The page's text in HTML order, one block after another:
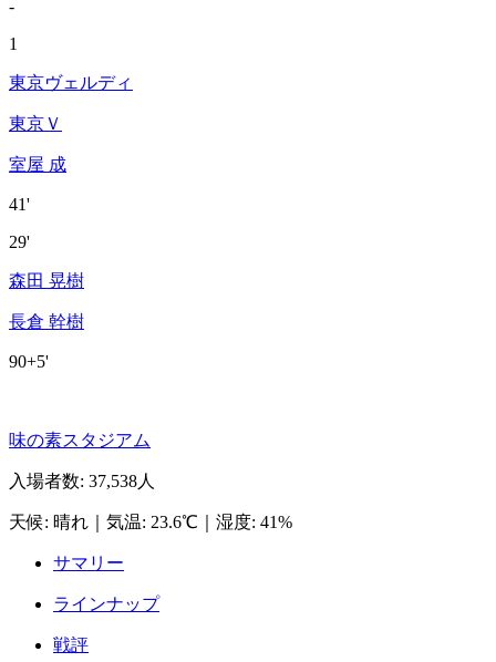
-
1
東京ヴェルディ
東京Ｖ
室屋 成
41'
29'
森田 晃樹
長倉 幹樹
90+5'
味の素スタジアム
入場者数: 37,538人
天候: 晴れ 気温: 23.6℃ 湿度: 41%
サマリー
ラインナップ
戦評